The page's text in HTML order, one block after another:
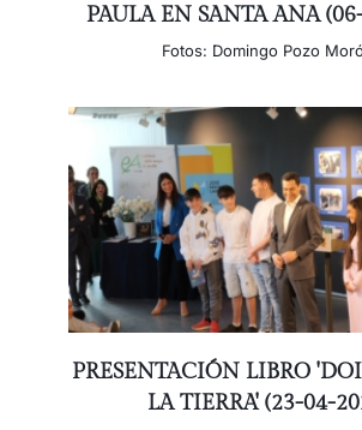
PAULA EN SANTA ANA
Fotos: Domingo Pozo
PRESENTACIÓN LIBRO
LA TIERRA' (23-04-